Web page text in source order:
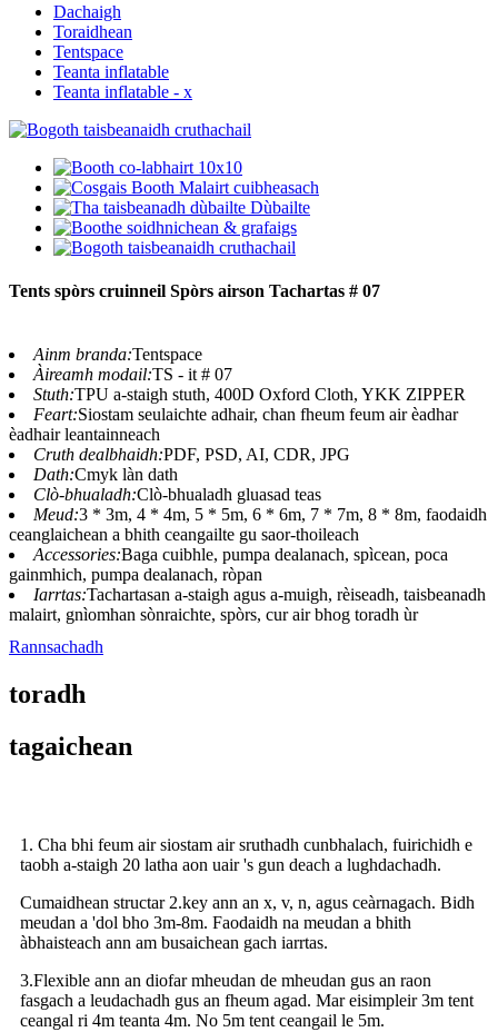
Dachaigh
Toraidhean
Tentspace
Teanta inflatable
Teanta inflatable - x
Tents spòrs cruinneil Spòrs airson Tachartas # 07
Ainm branda:Tentspace
Àireamh modail:TS - it # 07
Stuth:TPU a-staigh stuth, 400D Oxford Cloth, YKK ZIPPER
Feart:Siostam seulaichte adhair, chan fheum feum air èadhar
èadhair leantainneach
Cruth dealbhaidh:PDF, PSD, AI, CDR, JPG
Dath:Cmyk làn dath
Clò-bhualadh:Clò-bhualadh gluasad teas
Meud:3 * 3m, 4 * 4m, 5 * 5m, 6 * 6m, 7 * 7m, 8 * 8m, faodaidh
ceanglaichean a bhith ceangailte gu saor-thoileach
Accessories:Baga cuibhle, pumpa dealanach, spìcean, poca
gainmhich, pumpa dealanach, ròpan
Iarrtas:Tachartasan a-staigh agus a-muigh, rèiseadh, taisbeanadh
malairt, gnìomhan sònraichte, spòrs, cur air bhog toradh ùr
Rannsachadh
toradh
tagaichean
1. Cha bhi feum air siostam air sruthadh cunbhalach, fuirichidh e
taobh a-staigh 20 latha aon uair 's gun deach a lughdachadh.
Cumaidhean structar 2.key ann an x, v, n, agus ceàrnagach. Bidh
meudan a 'dol bho 3m-8m. Faodaidh na meudan a bhith
àbhaisteach ann am busaichean gach iarrtas.
3.Flexible ann an diofar mheudan de mheudan gus an raon
fasgach a leudachadh gus an fheum agad. Mar eisimpleir 3m tent
ceangal ri 4m teanta 4m. No 5m tent ceangail le 5m.